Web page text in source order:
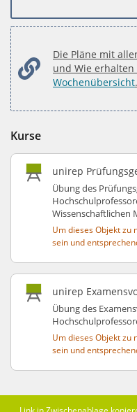
Die Pläne mit
und Wie
Wochenübersicht.
Kurse
unirep
Übung des
Wissenschaftlichen
Um dieses Objekt zu
sein und
unirep
Übung des
Um dieses Objekt zu
sein und